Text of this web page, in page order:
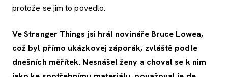
protože se jim to povedlo.
Ve Stranger Things jsi hrál novináře Bruce Lowea,
což byl přímo ukázkovej záporák, zvláště podle
dnešních měřítek. Nesnášel ženy a choval se k nim